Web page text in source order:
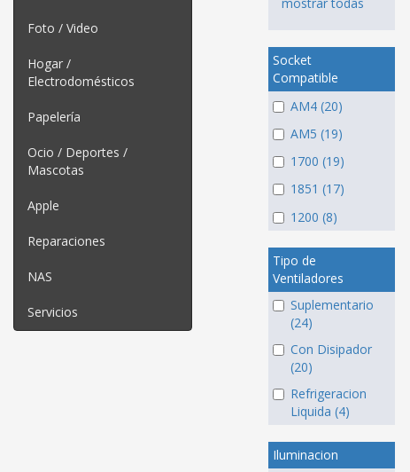
Foto / Video
Hogar /
Electrodomésticos
Papelería
Ocio / Deportes /
Mascotas
Apple
Reparaciones
NAS
Servicios
Socket
Compatible
AM4 (20)
AM5 (19)
1700 (19)
1851 (17)
1200 (8)
Tipo de
Ventiladores
Suplementario
(24)
Con Disipador
(20)
Refrigeracion
Liquida (4)
Iluminacion